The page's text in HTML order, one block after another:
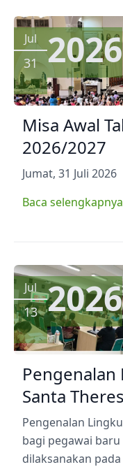
Jul
31 2026
Misa Awal
2026/2027
Jumat, 31 Juli 2026
Baca selengkapnya
Jul
13 2026
Pengenalan
Santa
Pengenalan
bagi pegawai
dilaksanakan